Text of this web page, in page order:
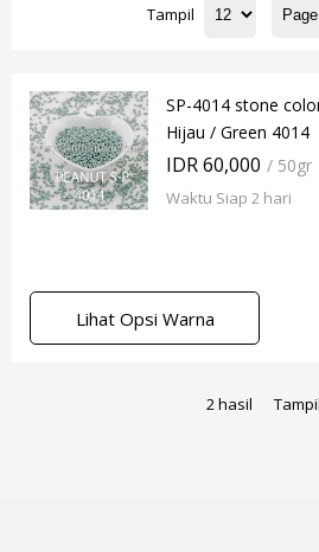
Tampil
SP-4014 stone
Hijau / Green 4014
IDR 60,000 / 50gr
Waktu Siap 2 hari
Lihat Opsi Warna
2 hasil Tampil